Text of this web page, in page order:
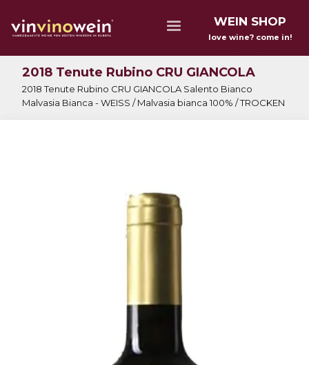
WEIN SHOP
love wine? come in!
2018 Tenute Rubino CRU GIANCOLA
2018 Tenute Rubino CRU GIANCOLA Salento Bianco
Malvasia Bianca - WEISS / Malvasia bianca 100% / TROCKEN